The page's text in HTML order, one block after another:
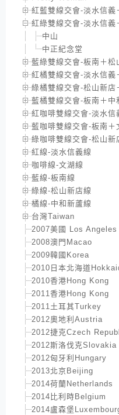
紅藍雙線交會-淡水信義
紅綠雙線交會-淡水信義
中山
中正紀念堂
藍綠雙線交會-板南＋松
紅橘雙線交會-淡水信義
綠橘雙線交會-松山新店
藍橘雙線交會-板南＋中
紅咖啡雙線交會-淡水信
藍咖啡雙線交會-板南＋
綠咖啡雙線交會-松山新
紅線-淡水信義線
咖啡線-文湖線
藍線-板南線
綠線-松山新店線
橘線-中和新蘆線
台灣Taiwan
2007美國 Los Angeles
2008澳門Macao
2009韓國Korea
2010日本北海道
2010香港Hong Kong
2011香港Hong Kong
2011土耳其Turkey
2012奧地利Austria
2012捷克Czech
2012斯洛伐克Slovakia
2012匈牙利Hungary
2013北京Beijing
2014荷蘭Netherlands
2014比利時Belgium
2014盧森堡